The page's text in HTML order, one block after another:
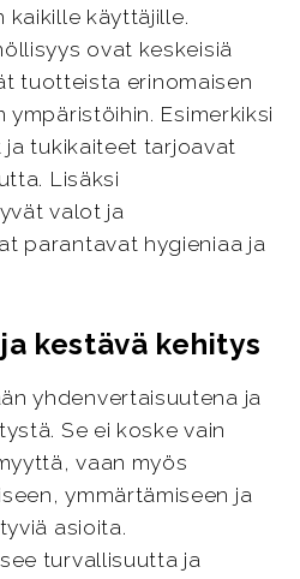
käyttäjille.
ovat keskeisiä
tuotteista erinomaisen
ympäristöihin. Esimerkiksi
tukikaiteet tarjoavat
Lisäksi
valot ja
parantavat hygieniaa ja
kestävä kehitys
yhdenvertaisuutena ja
Se ei koske vain
vaan myös
ymmärtämiseen ja
asioita.
turvallisuutta ja